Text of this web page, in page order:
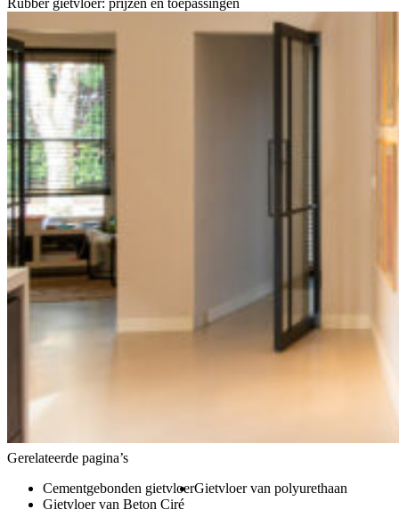
Rubber gietvloer: prijzen en toepassingen
Gerelateerde pagina’s
Cementgebonden gietvloerGietvloer van polyurethaan
Gietvloer van Beton Ciré